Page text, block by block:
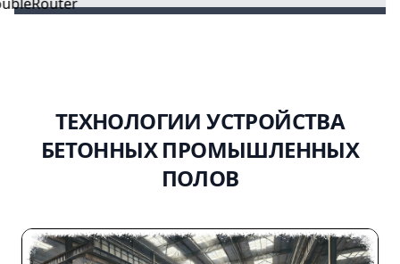
ТЕХНОЛОГИИ УСТРОЙСТВА
БЕТОННЫХ ПРОМЫШЛЕННЫХ
ПОЛОВ